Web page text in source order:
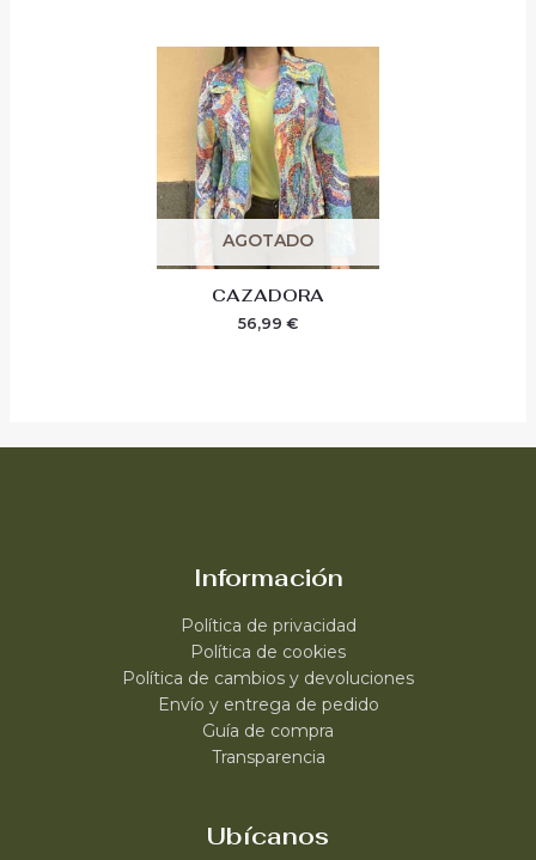
AGOTADO
CAZADORA
56,99 €
Información
Política de privacidad
Política de cookies
Política de cambios y devoluciones
Envío y entrega de pedido
Guía de compra
Transparencia
Ubícanos